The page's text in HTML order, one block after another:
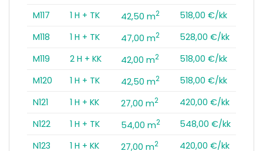
M117
1 H + TK 42,50 m2
518,00 €/kk
M118
1 H + TK 47,00 m2
528,00 €/kk
M119
2 H + KK 42,00 m2
518,00 €/kk
M120
1 H + TK 42,50 m2
518,00 €/kk
N121
1 H + KK 27,00 m2
420,00 €/kk
N122
1 H + TK 54,00 m2
548,00 €/kk
N123
1 H + KK 27,00 m2
420,00 €/kk